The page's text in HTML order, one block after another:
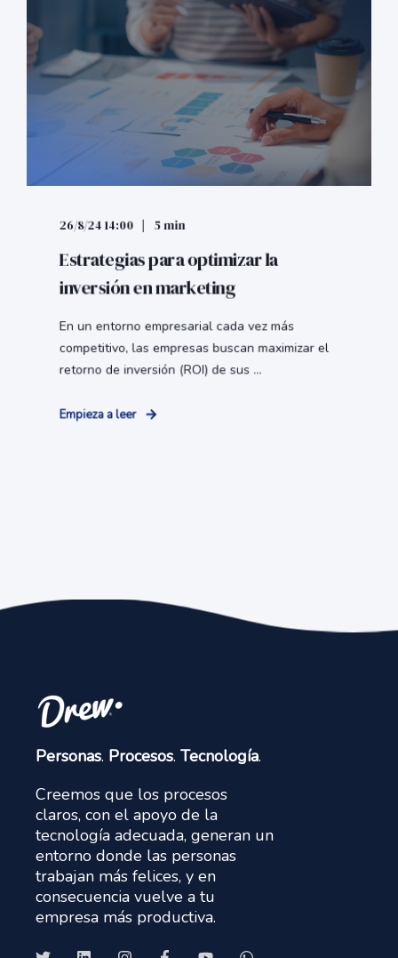
26/8/24 14:00 5 min
Estrategias para optimizar la
inversión en marketing
En un entorno empresarial cada vez más
competitivo, las empresas buscan maximizar el
retorno de inversión (ROI) de sus ...
Empieza a leer
Personas. Procesos. Tecnología.
Creemos que los procesos
claros, con el apoyo de la
tecnología adecuada, generan un
entorno donde las personas
trabajan más felices, y en
consecuencia vuelve a tu
empresa más productiva.